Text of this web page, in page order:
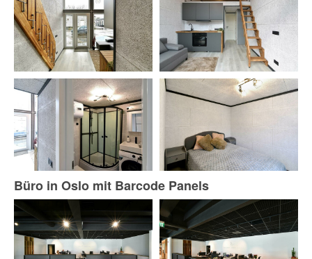
Büro in Oslo mit Barcode Panels